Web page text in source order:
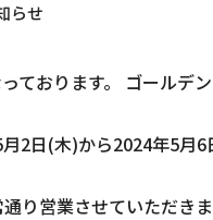
らせ
ております。 ゴールデ
月2日(木)から2024年5月
り営業させていただきま